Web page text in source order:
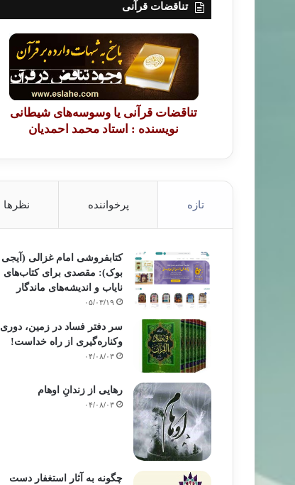
تناقضات قرآنی
تناقضات قرآنی یا وسوسه‌های شیطانی
نویسنده : استاد محمد احمدیان
تازه پرخواننده نظرها
کتابفروشی امام غزالی (آیجی
بوک): مقصدی برای کتاب‌های
نایاب و اندیشه‌های ماندگار
۰۵/۰۳/۱۹
سر دفتر فساد در زمین‌، دوری
وکناره‌گیری از راه خداست‌!
۰۴/۰۸/۰۳
رهایی از زندانِ اوهام
۰۴/۰۸/۰۳
چگونه به آثار استغفار دست